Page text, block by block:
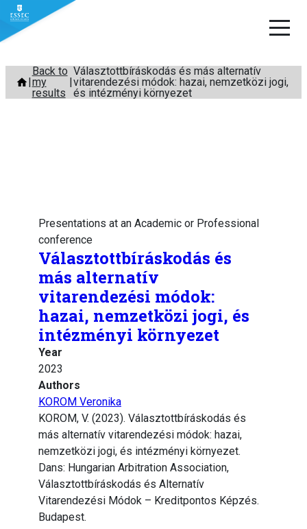
Skip
content
Back to
my
results
Választottbíráskodás és más alternatív
vitarendezési módok: hazai, nemzetközi jogi,
és intézményi környezet
Presentations at an Academic or Professional
conference
Választottbíráskodás és
más alternatív
vitarendezési módok:
hazai, nemzetközi jogi, és
intézményi környezet
Year
2023
Authors
KOROM Veronika
KOROM, V. (2023). Választottbíráskodás és
más alternatív vitarendezési módok: hazai,
nemzetközi jogi, és intézményi környezet.
Dans: Hungarian Arbitration Association,
Választottbíráskodás és Alternatív
Vitarendezési Módok – Kreditpontos Képzés.
Budapest.